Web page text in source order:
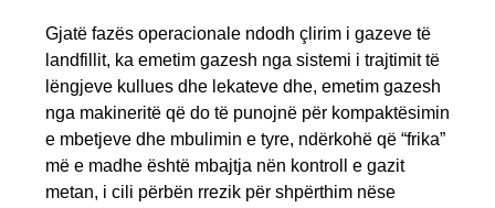
Gjatë fazës operacionale ndodh çlirim i gazeve të
landfillit, ka emetim gazesh nga sistemi i trajtimit të
lëngjeve kullues dhe lekateve dhe, emetim gazesh
nga makineritë që do të punojnë për kompaktësimin
e mbetjeve dhe mbulimin e tyre, ndërkohë që “frika”
më e madhe është mbajtja nën kontroll e gazit
metan, i cili përbën rrezik për shpërthim nëse